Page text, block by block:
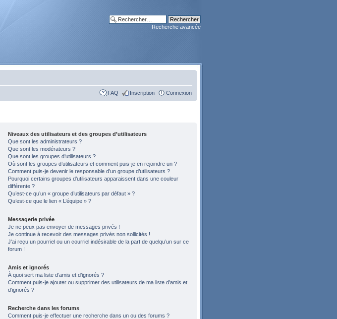
Recherche avancée
FAQ Inscription Connexion
Niveaux des utilisateurs et des groupes d’utilisateurs
Que sont les administrateurs ?
Que sont les modérateurs ?
Que sont les groupes d’utilisateurs ?
Où sont les groupes d’utilisateurs et comment puis-je en rejoindre un ?
Comment puis-je devenir le responsable d’un groupe d’utilisateurs ?
Pourquoi certains groupes d’utilisateurs apparaissent dans une couleur
différente ?
Qu’est-ce qu’un « groupe d’utilisateurs par défaut » ?
Qu’est-ce que le lien « L’équipe » ?
Messagerie privée
Je ne peux pas envoyer de messages privés !
Je continue à recevoir des messages privés non sollicités !
J’ai reçu un pourriel ou un courriel indésirable de la part de quelqu’un sur ce
forum !
Amis et ignorés
À quoi sert ma liste d’amis et d’ignorés ?
Comment puis-je ajouter ou supprimer des utilisateurs de ma liste d’amis et
d’ignorés ?
Recherche dans les forums
Comment puis-je effectuer une recherche dans un ou des forums ?